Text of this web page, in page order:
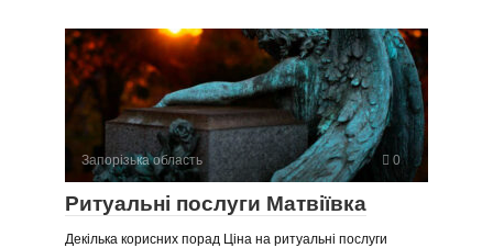
Запорізька область 0
Ритуальні послуги Матвіївка
Декілька корисних порад Ціна на ритуальні послуги